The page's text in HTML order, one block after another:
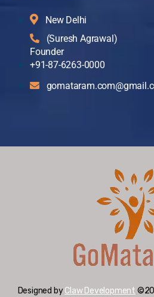
New Delhi
(Suresh Agrawal)
Founder
+91-87-6263-0000
Designed byClaw Development